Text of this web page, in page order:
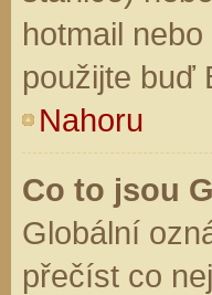
hotmail
použijte buď
Nahoru
Co to jsou
Globální
přečíst co